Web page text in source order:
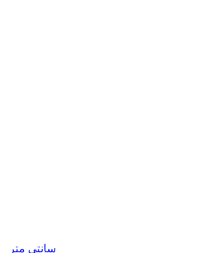
سانتی متر